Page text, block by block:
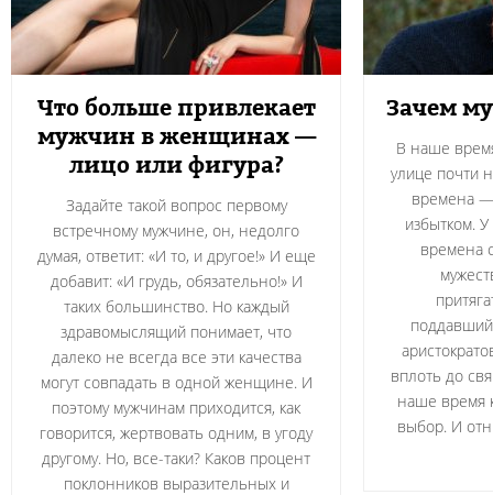
Что больше привлекает
мужчин в женщинах —
лицо или фигура?
Задайте такой вопрос первому
встречному мужчине, он, недолго
думая, ответит: «И то, и другое!» И еще
добавит: «И грудь, обязательно!» И
таких большинство. Но каждый
здравомыслящий понимает, что
далеко не всегда все эти качества
могут совпадать в одной женщине. И
поэтому мужчинам приходится, как
говорится, жертвовать одним, в угоду
другому. Но, все-таки? Каков процент
поклонников выразительных и
Зачем
В наше
улице почти
времена
избытком.
времена
вплоть до
наше время
выбор. И